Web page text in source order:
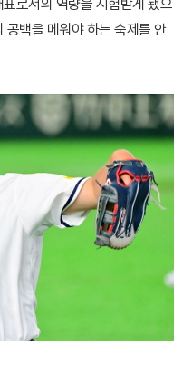
로서의 역량을 시험받게 됐으
공백을 메워야 하는 숙제를 안